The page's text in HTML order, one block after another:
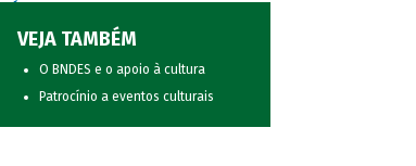
VEJA TAMBÉM
O BNDES e o apoio à cultura
Patrocínio a eventos culturais